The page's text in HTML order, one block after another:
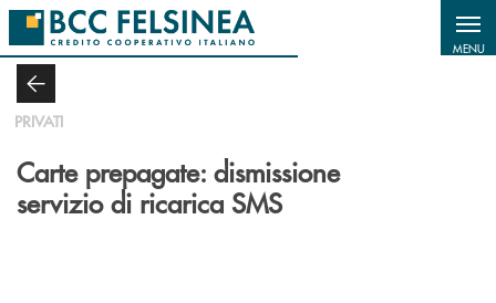
Salta al contenuto principale
MENU
PRIVATI
Carte prepagate: dismissione
servizio di ricarica SMS